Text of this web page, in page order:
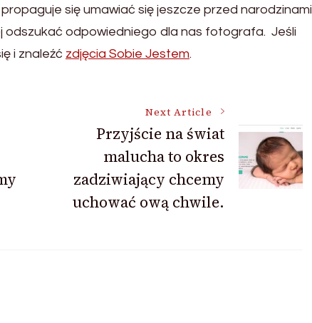
się umawiać się jeszcze przed narodzinami
odszukać odpowiedniego dla nas fotografa. Jeśli
i znaleźć zdjęcia Sobie Jestem.
Next Article
Przyjście na świat
malucha to okres
zadziwiający chcemy
uchować ową chwile.